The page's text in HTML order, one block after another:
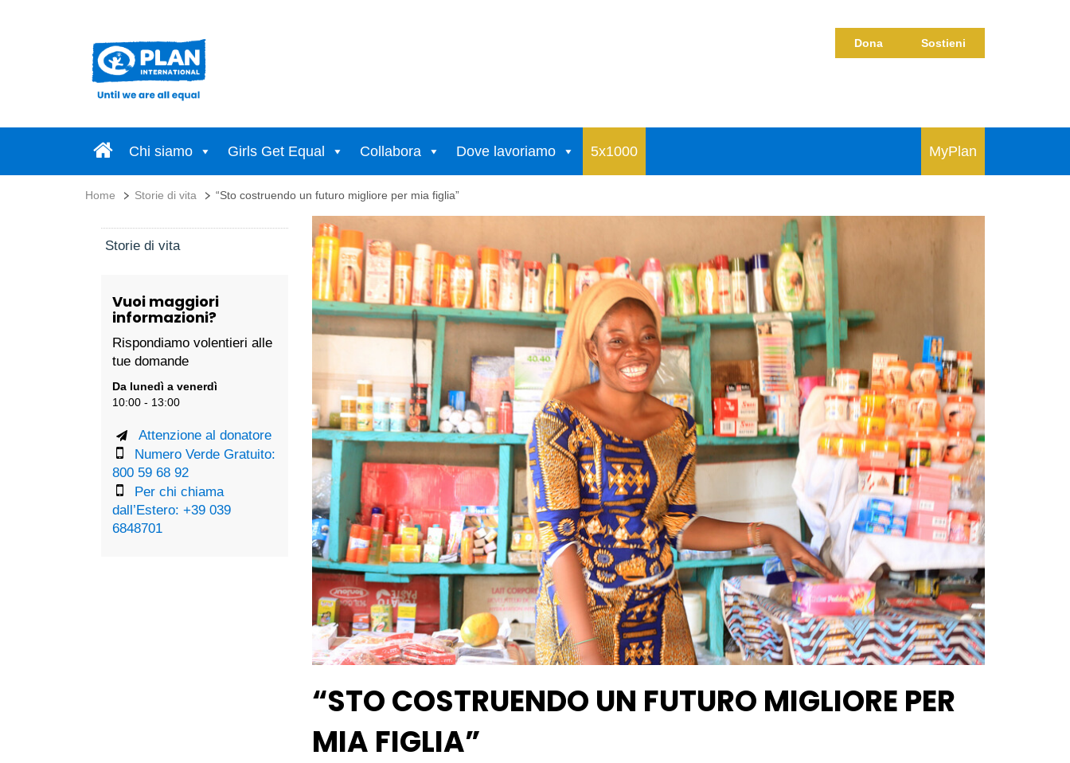
Dona Sostieni
Chi siamo Girls Get Equal Collabora Dove lavoriamo 5x1000 MyPlan
Home Storie di vita “Sto costruendo un futuro migliore per mia figlia”
Storie di vita
Vuoi maggiori
informazioni?
Rispondiamo volentieri alle
tue domande
Da lunedì a venerdì
10:00 - 13:00
Attenzione al donatore
Numero Verde Gratuito:
800 59 68 92
Per chi chiama
dall’Estero: +39 039
6848701
“STO COSTRUENDO UN FUTURO MIGLIORE PER
MIA FIGLIA”